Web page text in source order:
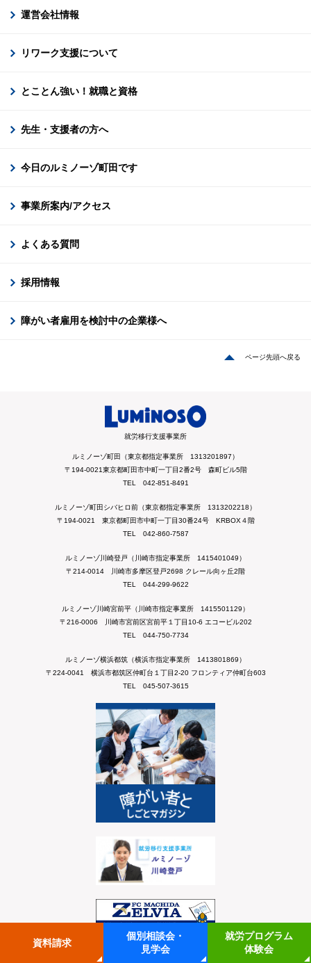
運営会社情報
リワーク支援について
とことん強い！就職と資格
先生・支援者の方へ
今日のルミノーゾ町田です
事業所案内/アクセス
よくある質問
採用情報
障がい者雇用を検討中の企業様へ
ページ先頭へ戻る
資料請求
個別相談会・
見学会
就労プログラム
体験会
就労移行支援事業所
ルミノーゾ町田（東京都指定事業所 1313201897）
〒194-0021東京都町田市中町一丁目2番2号 森町ビル5階
TEL 042-851-8491
ルミノーゾ町田シバヒロ前（東京都指定事業所 1313202218）
〒194-0021 東京都町田市中町一丁目30番24号 KRBOX４階
TEL 042-860-7587
ルミノーゾ川崎登戸（川崎市指定事業所 1415401049）
〒214-0014 川崎市多摩区登戸2698 クレール向ヶ丘2階
TEL 044-299-9622
ルミノーゾ川崎宮前平（川崎市指定事業所 1415501129）
〒216-0006 川崎市宮前区宮前平１丁目10-6 エコービル202
TEL 044-750-7734
ルミノーゾ横浜都筑（横浜市指定事業所 1413801869）
〒224-0041 横浜市都筑区仲町台１丁目2-20 フロンティア仲町台603
TEL 045-507-3615